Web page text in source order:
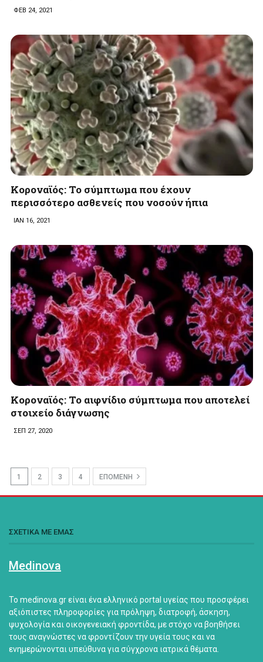
ΦΕΒ 24, 2021
Κοροναϊός: Το σύμπτωμα που έχουν
περισσότερο ασθενείς που νοσούν ήπια
ΙΑΝ 16, 2021
Κοροναϊός: Το αιφνίδιο σύμπτωμα που αποτελεί
στοιχείο διάγνωσης
ΣΕΠ 27, 2020
1 2 3 4 ΕΠΟΜΕΝΗ
ΣΧΕΤΙΚΑ ΜΕ ΕΜΑΣ
Medinova
Το medinova.gr είναι ένα ελληνικό portal υγείας που προσφέρει
αξιόπιστες πληροφορίες για πρόληψη, διατροφή, άσκηση,
ψυχολογία και οικογενειακή φροντίδα, με στόχο να βοηθήσει
τους αναγνώστες να φροντίζουν την υγεία τους και να
ενημερώνονται υπεύθυνα για σύγχρονα ιατρικά θέματα.